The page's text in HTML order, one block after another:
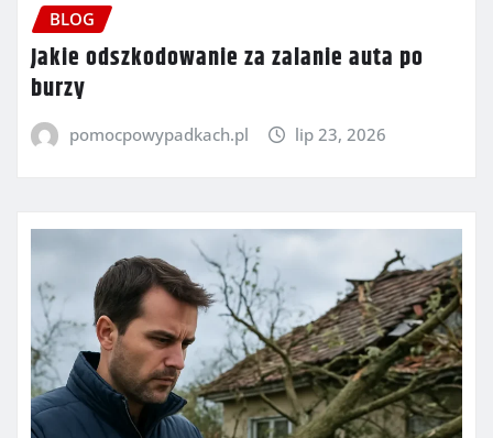
BLOG
Jakie odszkodowanie za zalanie auta po
burzy
pomocpowypadkach.pl lip 23, 2026